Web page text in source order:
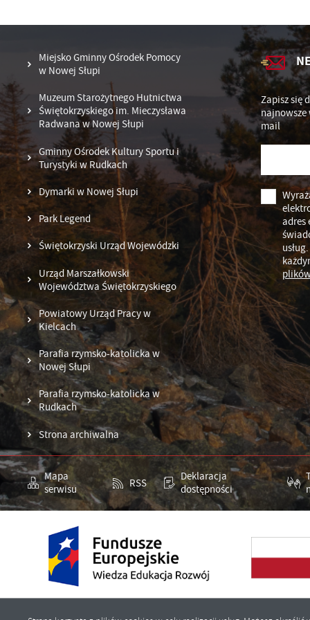
Miejsko Gminny Ośrodek Pomocy
w Nowej Słupi
Muzeum Starożytnego Hutnictwa
Świętokrzyskiego im. Mieczysława
Radwana w Nowej Słupi
Gminny Ośrodek Kultury Sportu i
Turystyki w Rudkach
Dymarki w Nowej Słupi
Park Legend
Świętokrzyski Urząd Wojewódzki
Urząd Marszałkowski
Województwa Świętokrzyskiego
Powiatowy Urząd Pracy w
Kielcach
Parafia rzymsko-katolicka w
Nowej Słupi
Parafia rzymsko-katolicka w
Rudkach
Strona archiwalna
Zapisz się
najnowsze
mail
adres
Mapa
serwisu
RSS
Deklaracja
dostępności